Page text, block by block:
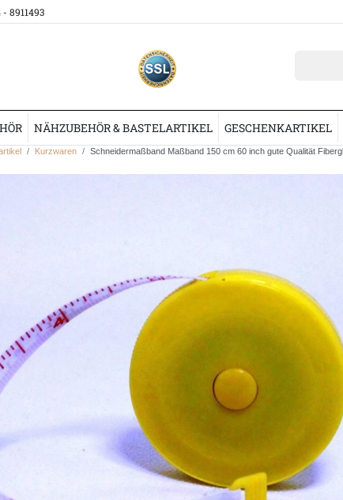
8911493
NÄHZUBEHÖR & BASTELARTIKEL GESCHENKARTIKEL
Kurzwaren Schneidermaßband Maßband 150 cm 60 inch gute Qualität